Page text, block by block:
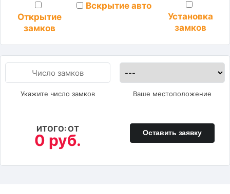
Открытие
замков
Вскрытие авто
Установка
замков
Укажите число замков Ваше местоположение
ИТОГО: ОТ
0 руб. Оставить заявку